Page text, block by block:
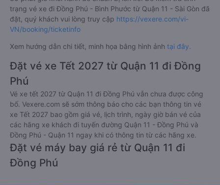
trạng vé xe đi Đồng Phú - Bình Phước từ Quận 11 - Sài Gòn đã
đặt, quý khách vui lòng truy cập https://vexere.com/vi-
VN/booking/ticketinfo
Xem hướng dẫn chi tiết, minh họa bằng hình ảnh tại đây.
Đặt vé xe Tết 2027 từ Quận 11 đi Đồng
Phú
Vé xe tết 2027 từ Quận 11 đi Đồng Phú vẫn chưa được công
bố. Vexere.com sẽ sớm thông báo cho các bạn thông tin vé
xe Tết 2027 bao gồm giá vé, lịch trình, ngày giờ bán vé của
các hãng xe khách đi tuyến đường Quận 11 - Đồng Phú và
Đồng Phú - Quận 11 ngay khi có thông tin từ các hãng xe.
Đặt vé máy bay giá rẻ từ Quận 11 đi
Đồng Phú